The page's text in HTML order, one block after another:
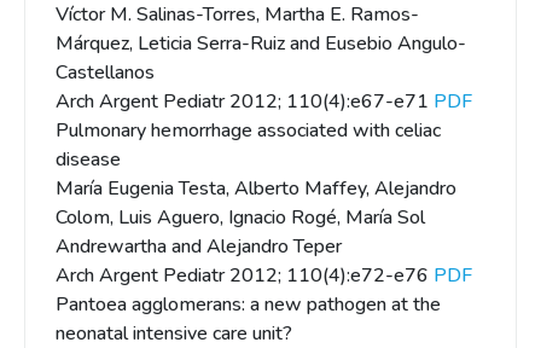
Víctor M. Salinas-Torres, Martha E. Ramos-
Márquez, Leticia Serra-Ruiz and Eusebio Angulo-
Castellanos
Arch Argent Pediatr 2012; 110(4):e67-e71 PDF
Pulmonary hemorrhage associated with celiac
disease
María Eugenia Testa, Alberto Maffey, Alejandro
Colom, Luis Aguero, Ignacio Rogé, María Sol
Andrewartha and Alejandro Teper
Arch Argent Pediatr 2012; 110(4):e72-e76 PDF
Pantoea agglomerans: a new pathogen at the
neonatal intensive care unit?